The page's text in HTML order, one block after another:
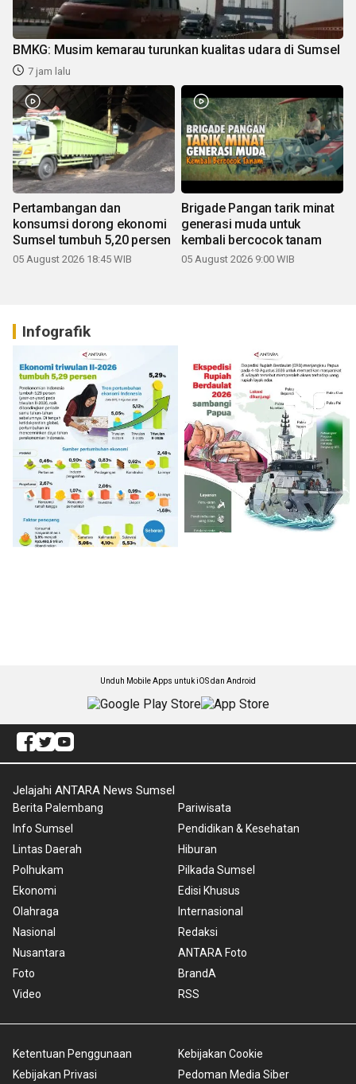
BMKG: Musim kemarau turunkan kualitas udara di Sumsel
7 jam lalu
Pertambangan dan
konsumsi dorong ekonomi
Sumsel tumbuh 5,20 persen
05 August 2026 18:45 WIB
Brigade Pangan tarik minat
generasi muda untuk
kembali bercocok tanam
05 August 2026 9:00 WIB
Infografik
Unduh Mobile Apps untuk iOS dan Android
Jelajahi ANTARA News Sumsel
Berita Palembang
Info Sumsel
Lintas Daerah
Polhukam
Ekonomi
Olahraga
Nasional
Nusantara
Foto
Video
Pariwisata
Pendidikan & Kesehatan
Hiburan
Pilkada Sumsel
Edisi Khusus
Internasional
Redaksi
ANTARA Foto
BrandA
RSS
Ketentuan Penggunaan
Kebijakan Privasi
Kebijakan Cookie
Pedoman Media Siber